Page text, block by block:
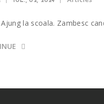
Ajung la scoala. Zambesc